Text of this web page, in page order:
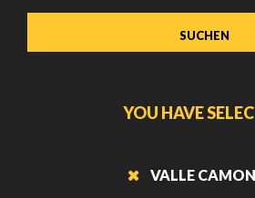
YOU HAVE
VALLE